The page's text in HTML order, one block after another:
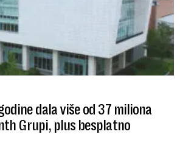
dala više od 37 miliona
Grupi, plus besplatno